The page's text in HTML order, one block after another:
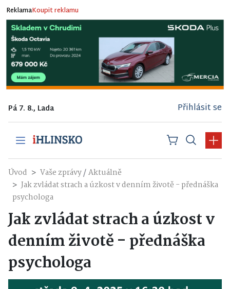
ReklamaKoupit reklamu
Pá 7. 8., Lada Přihlásit se
Úvod Vaše zprávy/Aktuálně
Jak zvládat strach a úzkost v denním životě - přednáška
psychologa
Jak zvládat strach a úzkost v
denním životě - přednáška
psychologa